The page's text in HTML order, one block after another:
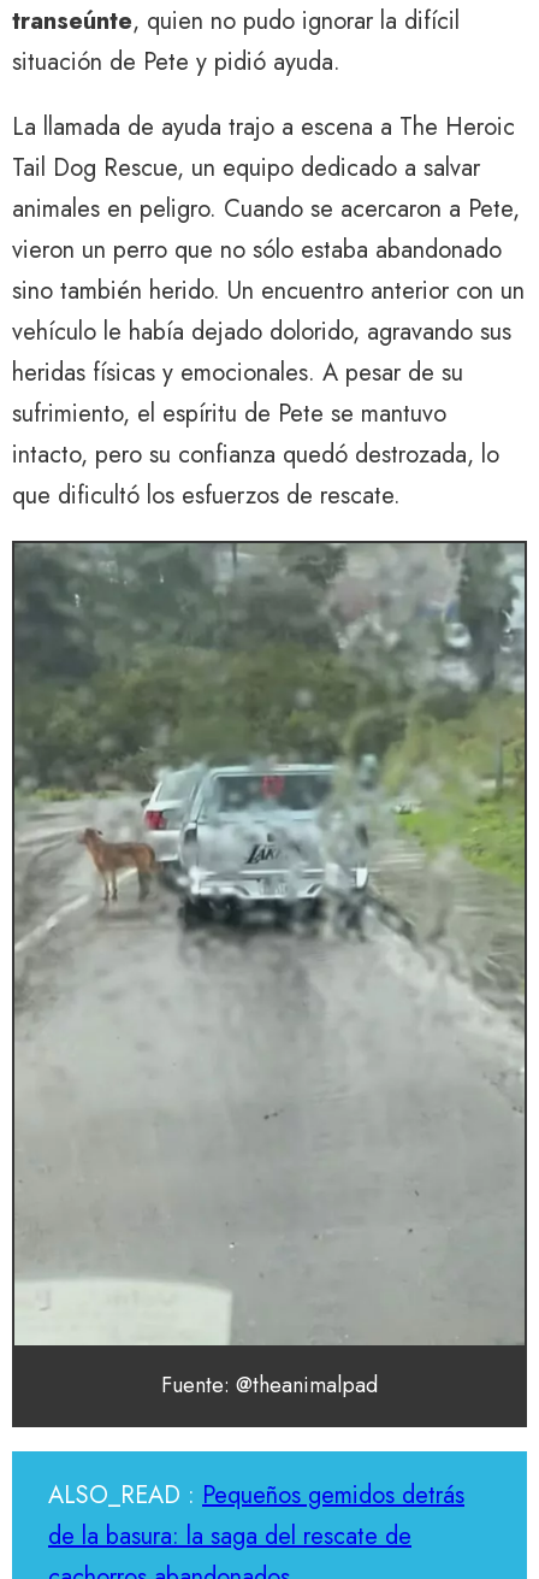
transeúnte, quien no pudo ignorar la difícil
situación de Pete y pidió ayuda.
La llamada de ayuda trajo a escena a The Heroic
Tail Dog Rescue, un equipo dedicado a salvar
animales en peligro. Cuando se acercaron a Pete,
vieron un perro que no sólo estaba abandonado
sino también herido. Un encuentro anterior con un
vehículo le había dejado dolorido, agravando sus
heridas físicas y emocionales. A pesar de su
sufrimiento, el espíritu de Pete se mantuvo
intacto, pero su confianza quedó destrozada, lo
que dificultó los esfuerzos de rescate.
Fuente: @theanimalpad
ALSO_READ : Pequeños gemidos detrás
de la basura: la saga del rescate de